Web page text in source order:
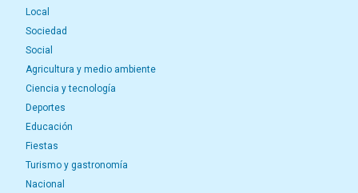
Local
Sociedad
Social
Agricultura y medio ambiente
Ciencia y tecnología
Deportes
Educación
Fiestas
Turismo y gastronomía
Nacional